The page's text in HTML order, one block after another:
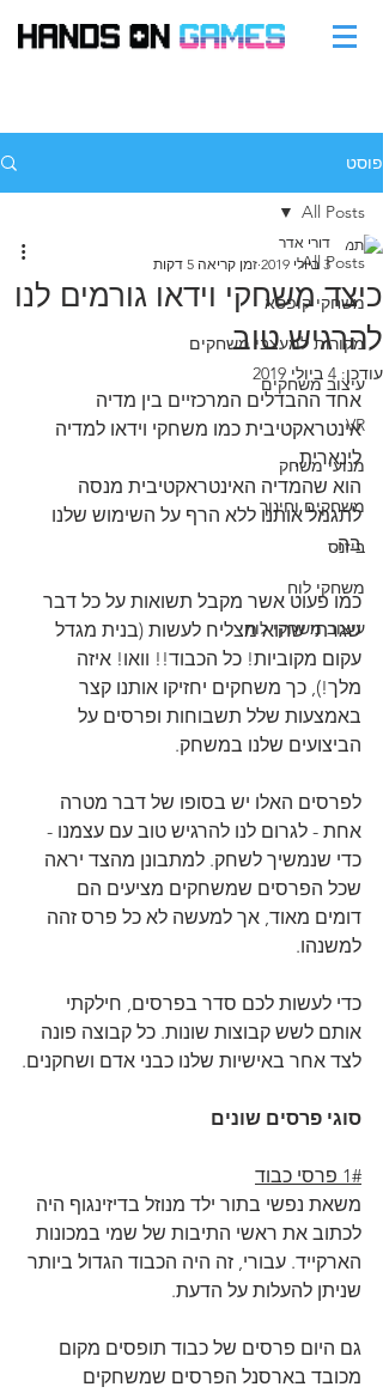
פוסט
All Posts
משחקי קופסא
מקורות למעצבי משחקים
עיצוב משחקים
VR
מנועי משחק
משחקים וחינוך
ביזנס
משחקי לוח
עיצוב משחקי לוח
All Posts
כיצד משחקי וידאו גורמים לנו
להרגיש טוב
דורי אדר
3 ביולי 2019
זמן קריאה 5 דקות
עודכן: 4 ביולי 2019
אחד ההבדלים המרכזיים בין מדיה
אינטראקטיבית כמו משחקי וידאו למדיה
לינארית,
הוא שהמדיה האינטראקטיבית מנסה
לתגמל אותנו ללא הרף על השימוש שלנו
בה.
כמו פעוט אשר מקבל תשואות על כל דבר
שגרתי שהוא מצליח לעשות (בנית מגדל
עקום מקוביות! כל הכבוד!! וואו! איזה
מלך!), כך משחקים יחזיקו אותנו קצר
באמצעות שלל תשבוחות ופרסים על
הביצועים שלנו במשחק.
לפרסים האלו יש בסופו של דבר מטרה
אחת - לגרום לנו להרגיש טוב עם עצמנו -
כדי שנמשיך לשחק. למתבונן מהצד יראה
שכל הפרסים שמשחקים מציעים הם
דומים מאוד, אך למעשה לא כל פרס זהה
למשנהו.
כדי לעשות לכם סדר בפרסים, חילקתי
אותם לשש קבוצות שונות. כל קבוצה פונה
לצד אחר באישיות שלנו כבני אדם ושחקנים.
סוגי פרסים שונים
1# פרסי כבוד
משאת נפשי בתור ילד מנוזל בדיזינגוף היה
לכתוב את ראשי התיבות של שמי במכונות
הארקייד. עבורי, זה היה הכבוד הגדול ביותר
שניתן להעלות על הדעת.
גם היום פרסים של כבוד תופסים מקום
מכובד בארסנל הפרסים שמשחקים